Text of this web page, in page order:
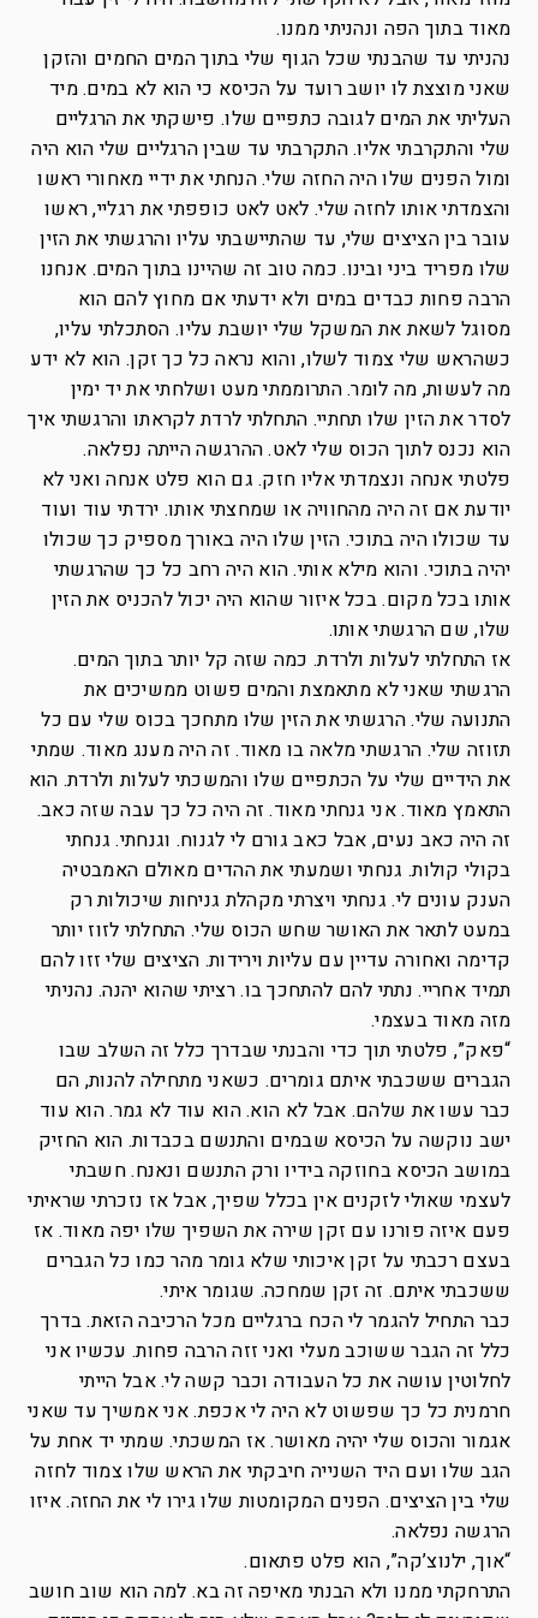
מאוד בתוך הפה ונהניתי ממנו.
נהניתי עד שהבנתי שכל הגוף שלי בתוך המים החמים והזקן
שאני מוצצת לו יושב רועד על הכיסא כי הוא לא במים. מיד
העליתי את המים לגובה כתפיים שלו. פישקתי את הרגליים
שלי והתקרבתי אליו. התקרבתי עד שבין הרגליים שלי הוא היה
ומול הפנים שלו היה החזה שלי. הנחתי את ידיי מאחורי ראשו
והצמדתי אותו לחזה שלי. לאט לאט כופפתי את רגליי, ראשו
עובר בין הציצים שלי, עד שהתיישבתי עליו והרגשתי את הזין
שלו מפריד ביני ובינו. כמה טוב זה שהיינו בתוך המים. אנחנו
הרבה פחות כבדים במים ולא ידעתי אם מחוץ להם הוא
מסוגל לשאת את המשקל שלי יושבת עליו. הסתכלתי עליו,
כשהראש שלי צמוד לשלו, והוא נראה כל כך זקן. הוא לא ידע
מה לעשות, מה לומר. התרוממתי מעט ושלחתי את יד ימין
לסדר את הזין שלו תחתיי. התחלתי לרדת לקראתו והרגשתי איך
הוא נכנס לתוך הכוס שלי לאט. ההרגשה הייתה נפלאה.
פלטתי אנחה ונצמדתי אליו חזק. גם הוא פלט אנחה ואני לא
יודעת אם זה היה מהחוויה או שמחצתי אותו. ירדתי עוד ועוד
עד שכולו היה בתוכי. הזין שלו היה באורך מספיק כך שכולו
יהיה בתוכי. והוא מילא אותי. הוא היה רחב כל כך שהרגשתי
אותו בכל מקום. בכל איזור שהוא היה יכול להכניס את הזין
שלו, שם הרגשתי אותו.
אז התחלתי לעלות ולרדת. כמה שזה קל יותר בתוך המים.
הרגשתי שאני לא מתאמצת והמים פשוט ממשיכים את
התנועה שלי. הרגשתי את הזין שלו מתחכך בכוס שלי עם כל
תזוזה שלי. הרגשתי מלאה בו מאוד. זה היה מענג מאוד. שמתי
את הידיים שלי על הכתפיים שלו והמשכתי לעלות ולרדת. הוא
התאמץ מאוד. אני גנחתי מאוד. זה היה כל כך עבה שזה כאב.
זה היה כאב נעים, אבל כאב גורם לי לגנוח. וגנחתי. גנחתי
בקולי קולות. גנחתי ושמעתי את ההדים מאולם האמבטיה
הענק עונים לי. גנחתי ויצרתי מקהלת גניחות שיכולות רק
במעט לתאר את האושר שחש הכוס שלי. התחלתי לזוז יותר
קדימה ואחורה עדיין עם עליות וירידות. הציצים שלי זזו להם
תמיד אחריי. נתתי להם להתחכך בו. רציתי שהוא יהנה. נהניתי
מזה מאוד בעצמי.
“פאק”, פלטתי תוך כדי והבנתי שבדרך כלל זה השלב שבו
הגברים ששכבתי איתם גומרים. כשאני מתחילה להנות, הם
כבר עשו את שלהם. אבל לא הוא. הוא עוד לא גמר. הוא עוד
ישב נוקשה על הכיסא שבמים והתנשם בכבדות. הוא החזיק
במושב הכיסא בחוזקה בידיו ורק התנשם ונאנח. חשבתי
לעצמי שאולי לזקנים אין בכלל שפיך, אבל אז נזכרתי שראיתי
פעם איזה פורנו עם זקן שירה את השפיך שלו יפה מאוד. אז
בעצם רכבתי על זקן איכותי שלא גומר מהר כמו כל הגברים
ששכבתי איתם. זה זקן שמחכה. שגומר איתי.
כבר התחיל להגמר לי הכח ברגליים מכל הרכיבה הזאת. בדרך
כלל זה הגבר ששוכב מעלי ואני זזה הרבה פחות. עכשיו אני
לחלוטין עושה את כל העבודה וכבר קשה לי. אבל הייתי
חרמנית כל כך שפשוט לא היה לי אכפת. אני אמשיך עד שאני
אגמור והכוס שלי יהיה מאושר. אז המשכתי. שמתי יד אחת על
הגב שלו ועם היד השנייה חיבקתי את הראש שלו צמוד לחזה
שלי בין הציצים. הפנים המקומטות שלו גירו לי את החזה. איזו
הרגשה נפלאה.
“אוך, ילנוצ’קה”, הוא פלט פתאום.
התרחקתי ממנו ולא הבנתי מאיפה זה בא. למה הוא שוב חושב